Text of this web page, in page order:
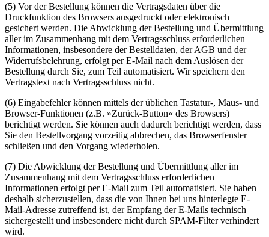
(5) Vor der Bestellung können die Vertragsdaten über die
Druckfunktion des Browsers ausgedruckt oder elektronisch
gesichert werden. Die Abwicklung der Bestellung und Übermittlung
aller im Zusammenhang mit dem Vertragsschluss erforderlichen
Informationen, insbesondere der Bestelldaten, der AGB und der
Widerrufsbelehrung, erfolgt per E-Mail nach dem Auslösen der
Bestellung durch Sie, zum Teil automatisiert. Wir speichern den
Vertragstext nach Vertragsschluss nicht.
(6) Eingabefehler können mittels der üblichen Tastatur-, Maus- und
Browser-Funktionen (z.B. »Zurück-Button« des Browsers)
berichtigt werden. Sie können auch dadurch berichtigt werden, dass
Sie den Bestellvorgang vorzeitig abbrechen, das Browserfenster
schließen und den Vorgang wiederholen.
(7) Die Abwicklung der Bestellung und Übermittlung aller im
Zusammenhang mit dem Vertragsschluss erforderlichen
Informationen erfolgt per E-Mail zum Teil automatisiert. Sie haben
deshalb sicherzustellen, dass die von Ihnen bei uns hinterlegte E-
Mail-Adresse zutreffend ist, der Empfang der E-Mails technisch
sichergestellt und insbesondere nicht durch SPAM-Filter verhindert
wird.